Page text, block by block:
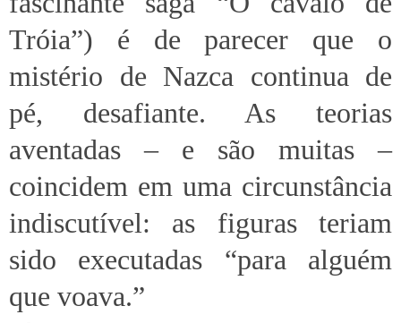
Tróia”) é de parecer que o
mistério de Nazca continua de
pé, desafiante. As teorias
aventadas – e são muitas –
coincidem em uma circunstância
indiscutível: as figuras teriam
sido executadas “para alguém
que voava.”